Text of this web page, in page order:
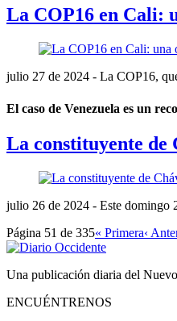
La COP16 en Cali:
julio 27 de 2024 - La COP16,
El caso de Venezuela es un
La constituyente de
julio 26 de 2024 - Este domingo
Página 51 de 335« Primera‹
Una publicación diaria del
ENCUÉNTRENOS